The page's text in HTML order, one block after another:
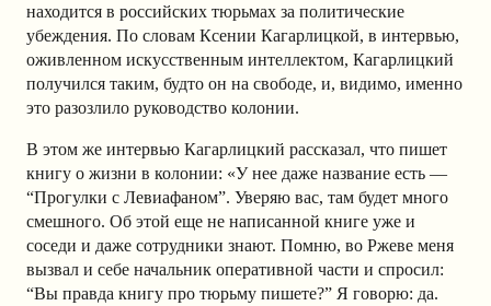
находится в российских тюрьмах за политические
убеждения. По словам Ксении Кагарлицкой, в интервью,
оживленном искусственным интеллектом, Кагарлицкий
получился таким, будто он на свободе, и, видимо, именно
это разозлило руководство колонии.
В этом же интервью Кагарлицкий рассказал, что пишет
книгу о жизни в колонии: «У нее даже название есть —
“Прогулки с Левиафаном”. Уверяю вас, там будет много
смешного. Об этой еще не написанной книге уже и
соседи и даже сотрудники знают. Помню, во Ржеве меня
вызвал и себе начальник оперативной части и спросил:
“Вы правда книгу про тюрьму пишете?” Я говорю: да.